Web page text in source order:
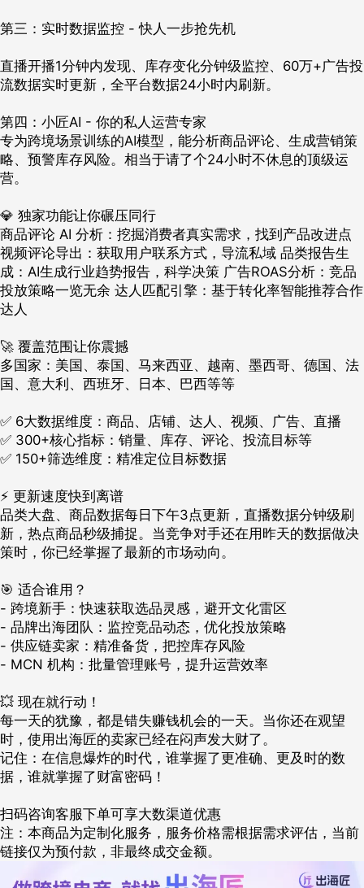
第三：实时数据监控 - 快人一步抢先机
直播开播1分钟内发现、库存变化分钟级监控、60万+广告投
流数据实时更新，全平台数据24小时内刷新。
第四：小匠AI - 你的私人运营专家
专为跨境场景训练的AI模型，能分析商品评论、生成营销策
略、预警库存风险。相当于请了个24小时不休息的顶级运
营。
💎 独家功能让你碾压同行
商品评论 AI 分析：挖掘消费者真实需求，找到产品改进点
视频评论导出：获取用户联系方式，导流私域 品类报告生
成：AI生成行业趋势报告，科学决策 广告ROAS分析：竞品
投放策略一览无余 达人匹配引擎：基于转化率智能推荐合作
达人
🚀 覆盖范围让你震撼
多国家：美国、泰国、马来西亚、越南、墨西哥、德国、法
国、意大利、西班牙、日本、巴西等等
✅ 6大数据维度：商品、店铺、达人、视频、广告、直播
✅ 300+核心指标：销量、库存、评论、投流目标等
✅ 150+筛选维度：精准定位目标数据
⚡ 更新速度快到离谱
品类大盘、商品数据每日下午3点更新，直播数据分钟级刷
新，热点商品秒级捕捉。当竞争对手还在用昨天的数据做决
策时，你已经掌握了最新的市场动向。
🎯 适合谁用？
- 跨境新手：快速获取选品灵感，避开文化雷区
- 品牌出海团队：监控竞品动态，优化投放策略
- 供应链卖家：精准备货，把控库存风险
- MCN 机构：批量管理账号，提升运营效率
💥 现在就行动！
每一天的犹豫，都是错失赚钱机会的一天。当你还在观望
时，使用出海匠的卖家已经在闷声发大财了。
记住：在信息爆炸的时代，谁掌握了更准确、更及时的数
据，谁就掌握了财富密码！
扫码咨询客服下单可享大数渠道优惠
注：本商品为定制化服务，服务价格需根据需求评估，当前
链接仅为预付款，非最终成交金额。